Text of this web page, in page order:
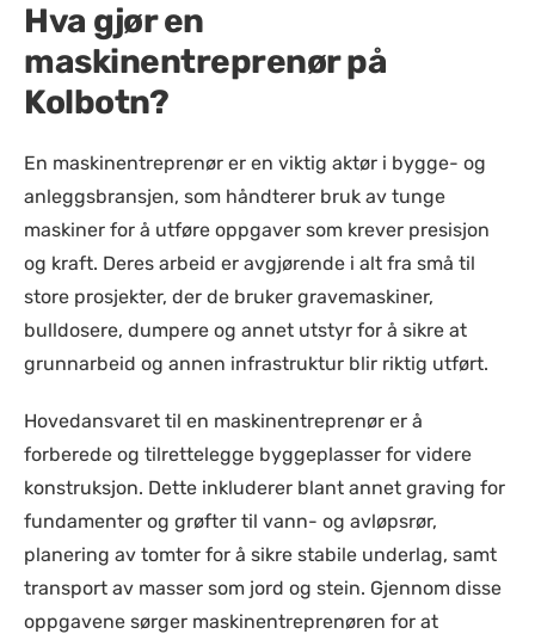
Hva gjør en
maskinentreprenør på
Kolbotn?
En maskinentreprenør er en viktig aktør i bygge- og
anleggsbransjen, som håndterer bruk av tunge
maskiner for å utføre oppgaver som krever presisjon
og kraft. Deres arbeid er avgjørende i alt fra små til
store prosjekter, der de bruker gravemaskiner,
bulldosere, dumpere og annet utstyr for å sikre at
grunnarbeid og annen infrastruktur blir riktig utført.
Hovedansvaret til en maskinentreprenør er å
forberede og tilrettelegge byggeplasser for videre
konstruksjon. Dette inkluderer blant annet graving for
fundamenter og grøfter til vann- og avløpsrør,
planering av tomter for å sikre stabile underlag, samt
transport av masser som jord og stein. Gjennom disse
oppgavene sørger maskinentreprenøren for at